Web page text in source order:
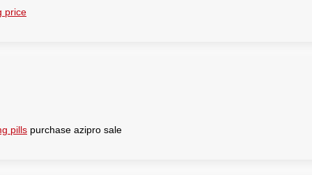
price
pills purchase azipro sale